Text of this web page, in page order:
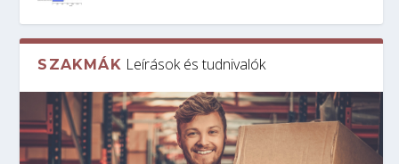
SZAKMÁK Leírások és tudnivalók